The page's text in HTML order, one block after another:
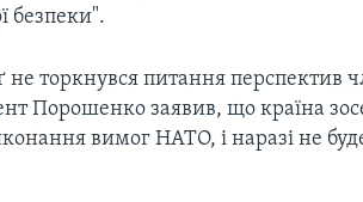
безпеки".
не торкнувся питання перспектив
Порошенко заявив, що країна
вимог НАТО, і наразі не